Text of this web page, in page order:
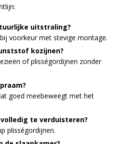
uitstraling?
voorkeur met stevige montage.
kozijnen?
of plisségordijnen zonder
goed meebeweegt met het
te verduisteren?
plisségordijnen.